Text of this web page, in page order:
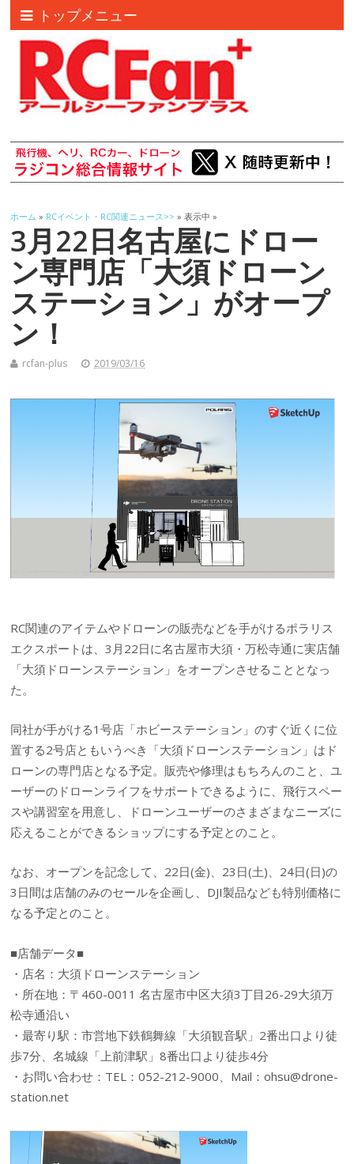
トップメニュー
ホーム » RCイベント・RC関連ニュース>> » 表示中 »
3月22日名古屋にドロー
ン専門店「大須ドローン
ステーション」がオープ
ン！
rcfan-plus 2019/03/16
RC関連のアイテムやドローンの販売などを手がけるポラリス
エクスポートは、3月22日に名古屋市大須・万松寺通に実店舗
「大須ドローンステーション」をオープンさせることとなっ
た。
同社が手がける1号店「ホビーステーション」のすぐ近くに位
置する2号店ともいうべき「大須ドローンステーション」はド
ローンの専門店となる予定。販売や修理はもちろんのこと、ユ
ーザーのドローンライフをサポートできるように、飛行スペー
スや講習室を用意し、ドローンユーザーのさまざまなニーズに
応えることができるショップにする予定とのこと。
なお、オープンを記念して、22日(金)、23日(土)、24日(日)の
3日間は店舗のみのセールを企画し、DJI製品なども特別価格に
なる予定とのこと。
■店舗データ■
・店名：大須ドローンステーション
・所在地：〒460-0011 名古屋市中区大須3丁目26-29大須万
松寺通沿い
・最寄り駅：市営地下鉄鶴舞線「大須観音駅」2番出口より徒
歩7分、名城線「上前津駅」8番出口より徒歩4分
・お問い合わせ：TEL：052-212-9000、Mail：ohsu@drone-
station.net